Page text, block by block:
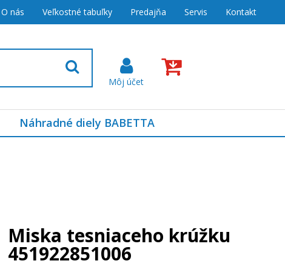
O nás Veľkostné tabuľky Predajňa Servis Kontakt
Náhradné diely BABETTA
Miska tesniaceho krúžku
451922851006